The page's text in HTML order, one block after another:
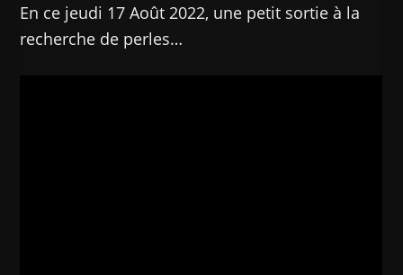
En ce jeudi 17 Août 2022, une petit sortie à la
recherche de perles…